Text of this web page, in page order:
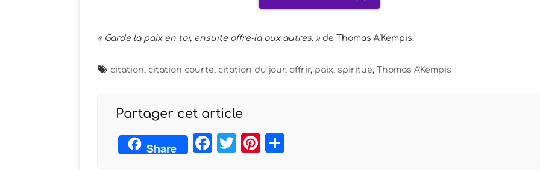
« Garde la paix en toi, ensuite offre-la aux autres. » de Thomas A’Kempis.
citation, citation courte, citation du jour, offrir, paix, spiritue, Thomas A'Kempis
Partager cet article
Share Facebook
TwitterPinterest